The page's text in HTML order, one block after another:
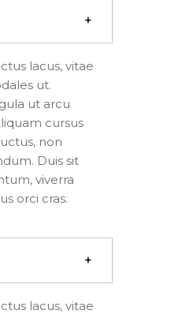
lacus, vitae
ut.
ut arcu
cursus
non
Duis sit
viverra
orci cras.
lacus, vitae